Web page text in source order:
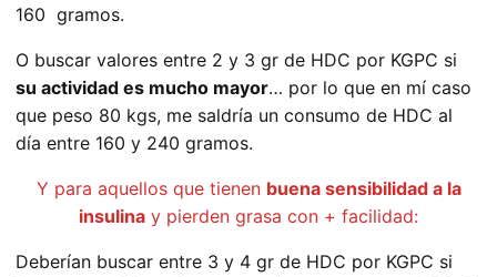
160 gramos.
O buscar valores entre 2 y 3 gr de HDC por KGPC si
su actividad es mucho mayor… por lo que en mí caso
que peso 80 kgs, me saldría un consumo de HDC al
día entre 160 y 240 gramos.
Y para aquellos que tienen buena sensibilidad a la
insulina y pierden grasa con + facilidad:
Deberían buscar entre 3 y 4 gr de HDC por KGPC si